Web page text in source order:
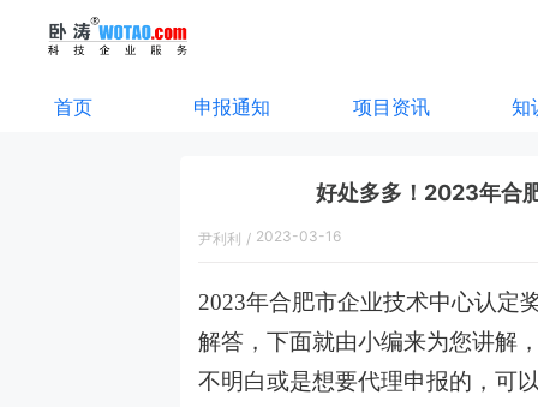
首页 申报通知 项目资讯 知
好处多多！2023年合
尹利利 / 2023-03-16
2023年合肥市企业技术中心认定
解答，下面就由小编来为您讲解
不明白或是想要代理申报的，可